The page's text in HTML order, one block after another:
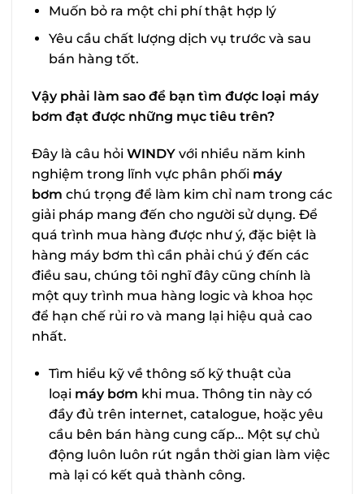
Muốn bỏ ra một chi phí thật hợp lý
Yêu cầu chất lượng dịch vụ trước và sau
bán hàng tốt.
Vậy phải làm sao để bạn tìm được loại máy
bơm đạt được những mục tiêu trên?
Đây là câu hỏi WINDY với nhiều năm kinh
nghiệm trong lĩnh vực phân phối máy
bơm chú trọng để làm kim chỉ nam trong các
giải pháp mang đến cho người sử dụng. Để
quá trình mua hàng được như ý, đặc biệt là
hàng máy bơm thì cần phải chú ý đến các
điều sau, chúng tôi nghĩ đây cũng chính là
một quy trình mua hàng logic và khoa học
để hạn chế rủi ro và mang lại hiệu quả cao
nhất.
Tìm hiểu kỹ về thông số kỹ thuật của
loại máy bơm khi mua. Thông tin này có
đầy đủ trên internet, catalogue, hoặc yêu
cầu bên bán hàng cung cấp… Một sự chủ
động luôn luôn rút ngắn thời gian làm việc
mà lại có kết quả thành công.